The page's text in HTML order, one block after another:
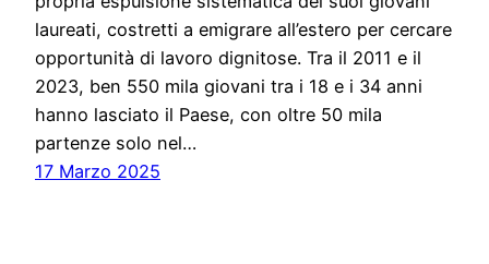
laureati, costretti a emigrare all’estero per cercare
opportunità di lavoro dignitose. Tra il 2011 e il
2023, ben 550 mila giovani tra i 18 e i 34 anni
hanno lasciato il Paese, con oltre 50 mila
partenze solo nel…
17 Marzo 2025